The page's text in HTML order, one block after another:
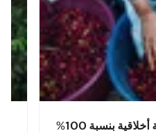
بنسبة 100%